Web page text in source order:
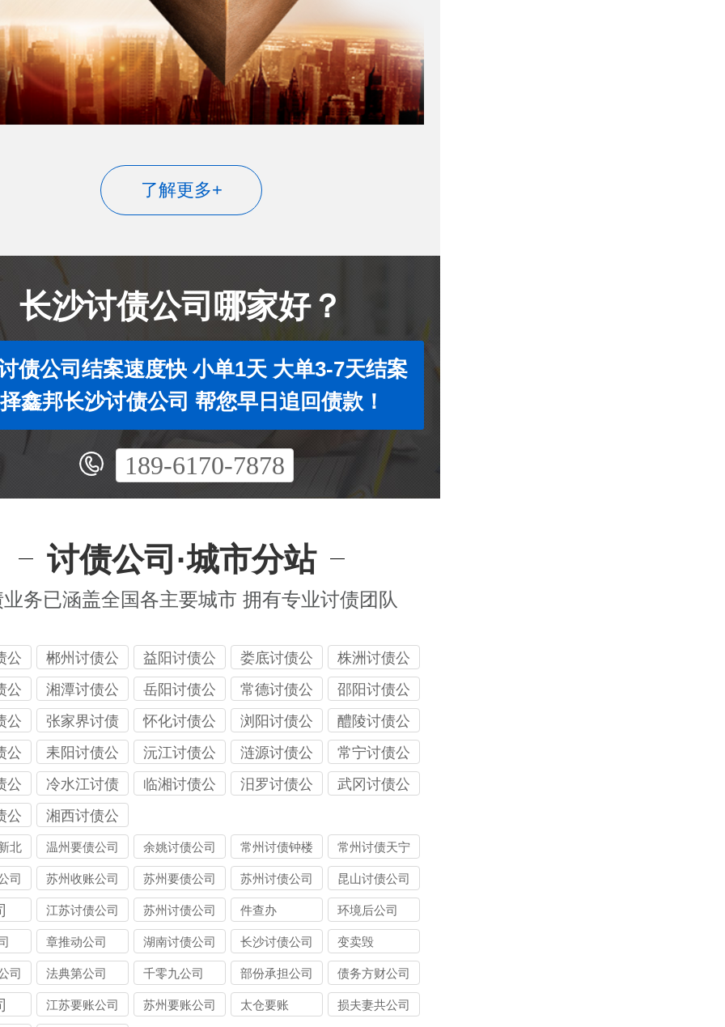
了解更多+
长沙讨债公司哪家好？
债公司结案速度快 小单1天 大单3-7天结案
鑫邦长沙讨债公司 帮您早日追回债款！
189-6170-7878
讨债公司·城市分站
务已涵盖全国各主要城市 拥有专业讨债团队
公
郴州讨债公
司
益阳讨债公
司
娄底讨债公
司
株洲讨债公
司
公
湘潭讨债公
司
岳阳讨债公
司
常德讨债公
司
邵阳讨债公
司
公
张家界讨债
公司
怀化讨债公
司
浏阳讨债公
司
醴陵讨债公
司
公
耒阳讨债公
司
沅江讨债公
司
涟源讨债公
司
常宁讨债公
司
公
冷水江讨债
公司
临湘讨债公
汨罗讨债公
武冈讨债公
公
湘西讨债公
司
北 温州要债公司 余姚讨债公司
常州讨债钟楼
公司
常州讨债天宁
公司
司 苏州收账公司 苏州要债公司 苏州讨债公司 昆山讨债公司
江苏讨债公司 苏州讨债公司 件查办 环境后公司
章推动公司 湖南讨债公司 长沙讨债公司 变卖毁
司 法典第公司 千零九公司 部份承担公司 债务方财公司
江苏要账公司 苏州要账公司 太仓要账 损夫妻共公司